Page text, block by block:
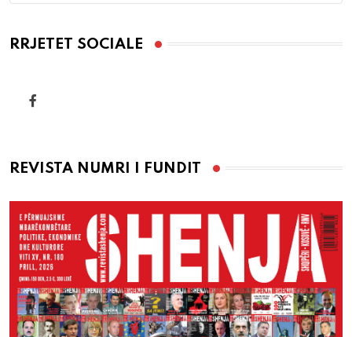
RRJETET SOCIALE
REVISTA NUMRI I FUNDIT